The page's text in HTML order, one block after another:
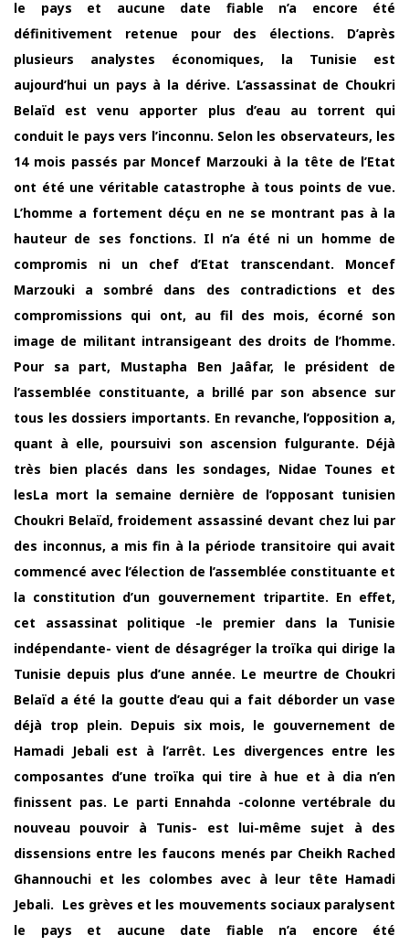
le pays et aucune date fiable n’a encore été
définitivement retenue pour des élections. D’après
plusieurs analystes économiques, la Tunisie est
aujourd’hui un pays à la dérive. L’assassinat de Choukri
Belaïd est venu apporter plus d’eau au torrent qui
conduit le pays vers l’inconnu. Selon les observateurs, les
14 mois passés par Moncef Marzouki à la tête de l’Etat
ont été une véritable catastrophe à tous points de vue.
L’homme a fortement déçu en ne se montrant pas à la
hauteur de ses fonctions. Il n’a été ni un homme de
compromis ni un chef d’Etat transcendant. Moncef
Marzouki a sombré dans des contradictions et des
compromissions qui ont, au fil des mois, écorné son
image de militant intransigeant des droits de l’homme.
Pour sa part, Mustapha Ben Jaâfar, le président de
l’assemblée constituante, a brillé par son absence sur
tous les dossiers importants. En revanche, l’opposition a,
quant à elle, poursuivi son ascension fulgurante. Déjà
très bien placés dans les sondages, Nidae Tounes et
lesLa mort la semaine dernière de l’opposant tunisien
Choukri Belaïd, froidement assassiné devant chez lui par
des inconnus, a mis fin à la période transitoire qui avait
commencé avec l’élection de l’assemblée constituante et
la constitution d’un gouvernement tripartite. En effet,
cet assassinat politique -le premier dans la Tunisie
indépendante- vient de désagréger la troïka qui dirige la
Tunisie depuis plus d’une année. Le meurtre de Choukri
Belaïd a été la goutte d’eau qui a fait déborder un vase
déjà trop plein. Depuis six mois, le gouvernement de
Hamadi Jebali est à l’arrêt. Les divergences entre les
composantes d’une troïka qui tire à hue et à dia n’en
finissent pas. Le parti Ennahda -colonne vertébrale du
nouveau pouvoir à Tunis- est lui-même sujet à des
dissensions entre les faucons menés par Cheikh Rached
Ghannouchi et les colombes avec à leur tête Hamadi
Jebali. Les grèves et les mouvements sociaux paralysent
le pays et aucune date fiable n’a encore été